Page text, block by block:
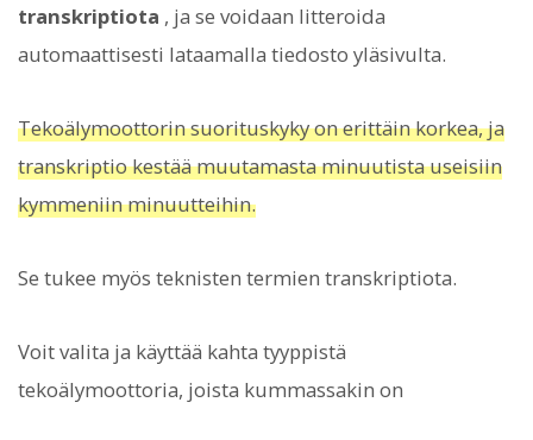
transkriptiota , ja se voidaan litteroida
automaattisesti lataamalla tiedosto yläsivulta.
Tekoälymoottorin suorituskyky on erittäin korkea, ja
transkriptio kestää muutamasta minuutista useisiin
kymmeniin minuutteihin.
Se tukee myös teknisten termien transkriptiota.
Voit valita ja käyttää kahta tyyppistä
tekoälymoottoria, joista kummassakin on